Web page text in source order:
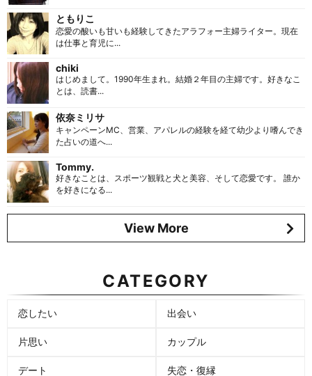
ともりこ
恋愛の酸いも甘いも経験してきたアラフォー主婦ライター。現在
は仕事と育児に...
chiki
はじめまして。1990年生まれ。結婚２年目の主婦です。好きなこ
とは、読書...
依奈ミリサ
キャンペーンMC、営業、アパレルの経験を経て幼少より嗜んでき
た占いの道へ...
Tommy.
好きなことは、スポーツ観戦と犬と美容、そして恋愛です。 誰か
を好きになる...
View More
CATEGORY
恋したい 出会い
片思い カップル
デート 失恋・復縁